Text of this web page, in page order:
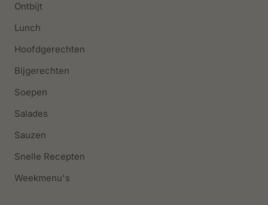
Ontbijt
Lunch
Hoofdgerechten
Bijgerechten
Soepen
Salades
Sauzen
Snelle Recepten
Weekmenu's